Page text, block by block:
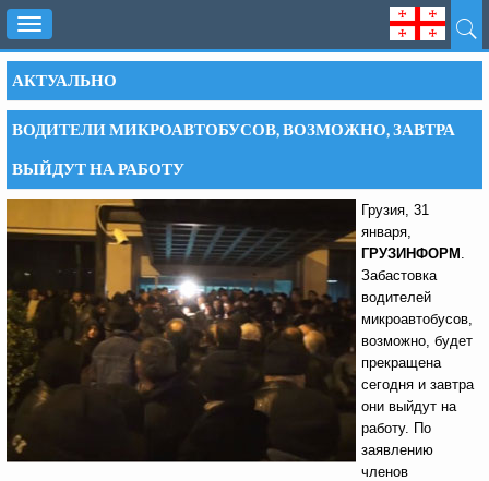
Toggle
navigation
АКТУАЛЬНО
ВОДИТЕЛИ МИКРОАВТОБУСОВ, ВОЗМОЖНО, ЗАВТРА
ВЫЙДУТ НА РАБОТУ
Грузия, 31
января,
ГРУЗИНФОРМ .
Забастовка
водителей
микроавтобусов,
возможно, будет
прекращена
сегодня и завтра
они выйдут на
работу. По
заявлению
членов